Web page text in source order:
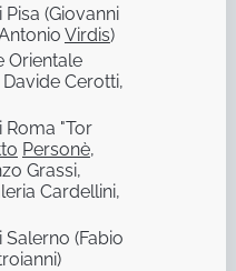
(Giovanni
Virdis)
Orientale
Davide Cerotti,
Roma "Tor
Personè,
Grassi,
Cardellini,
(Fabio